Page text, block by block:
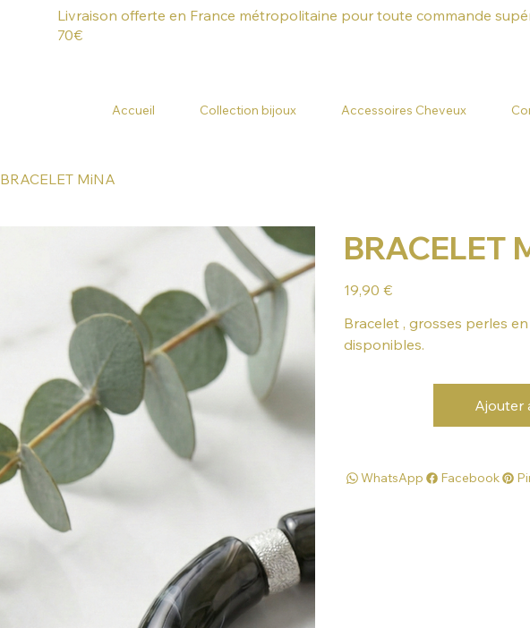
Livraison offerte en France métropolitaine pour toute commande
70€
Accueil
Collection bijoux Accessoires Cheveux
BRACELET MiNA
BRACELET
Prix
19,90 €
Bracelet , grosses perles
disponibles.
Ajouter
Facebook
WhatsApp